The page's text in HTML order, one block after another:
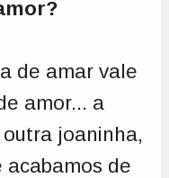
de amar vale
amor... a
joaninha,
acabamos de